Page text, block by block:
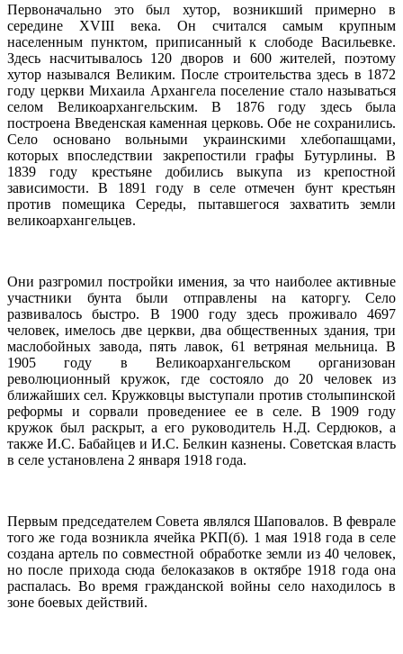
Первоначально это был хутор, возникший примерно в
середине XVIII века. Он считался самым крупным
населенным пунктом, приписанный к слободе Васильевке.
Здесь насчитывалось 120 дворов и 600 жителей, поэтому
хутор назывался Великим. После строительства здесь в 1872
году церкви Михаила Архангела поселение стало называться
селом Великоархангельским. В 1876 году здесь была
построена Введенская каменная церковь. Обе не сохранились.
Село основано вольными украинскими хлебопашцами,
которых впоследствии закрепостили графы Бутурлины. В
1839 году крестьяне добились выкупа из крепостной
зависимости. В 1891 году в селе отмечен бунт крестьян
против помещика Середы, пытавшегося захватить земли
великоархангельцев.
Они разгромил постройки имения, за что наиболее активные
участники бунта были отправлены на каторгу. Село
развивалось быстро. В 1900 году здесь проживало 4697
человек, имелось две церкви, два общественных здания, три
маслобойных завода, пять лавок, 61 ветряная мельница. В
1905 году в Великоархангельском организован
революционный кружок, где состояло до 20 человек из
ближайших сел. Кружковцы выступали против столыпинской
реформы и сорвали проведениее ее в селе. В 1909 году
кружок был раскрыт, а его руководитель Н.Д. Сердюков, а
также И.С. Бабайцев и И.С. Белкин казнены. Советская власть
в селе установлена 2 января 1918 года.
Первым председателем Совета являлся Шаповалов. В феврале
того же года возникла ячейка РКП(б). 1 мая 1918 года в селе
создана артель по совместной обработке земли из 40 человек,
но после прихода сюда белоказаков в октябре 1918 года она
распалась. Во время гражданской войны село находилось в
зоне боевых действий.